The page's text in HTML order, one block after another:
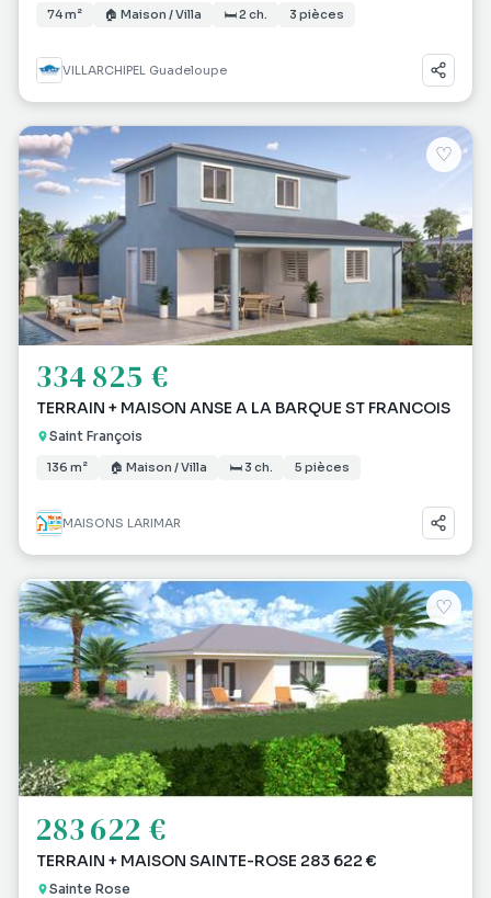
74 m² 🏠 Maison / Villa 🛏 2 ch. 3 pièces
VILLARCHIPEL Guadeloupe
♡
334 825 €
TERRAIN + MAISON ANSE A LA BARQUE ST FRANCOIS
Saint François
136 m² 🏠 Maison / Villa 🛏 3 ch. 5 pièces
MAISONS LARIMAR
♡
283 622 €
TERRAIN + MAISON SAINTE-ROSE 283 622 €
Sainte Rose